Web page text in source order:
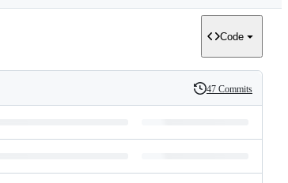
Code
History
47 Commits